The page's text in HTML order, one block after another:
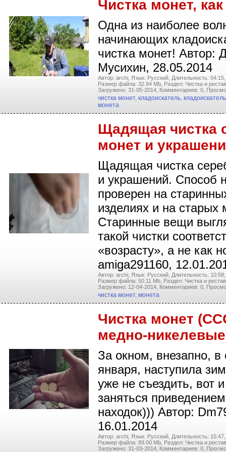
Чистка монет,
Одна из наиболее
начинающих
чистка монет! Автор:
Мусихин, 28.05.2014
Автор: archi, Язык: Русский, Длительность: 04:15,
Размер файла: 32.94 Mb, Раздел: Чистка и
Загружено: 31-05-2014, Комментариев: 0,
чистка монет, кладоискатель,
монета
Щадящая чистка
монет и
Щадящая чистка
и украшений. Способ
проверен на
изделиях и на старых
Старинные вещи
такой чистки
«возрасту», а не как
amiga291160,
Автор: archi, Язык: Русский, Длительность: 10:58,
Размер файла: 50.11 Mb, Раздел: Чистка и
Загружено: 12-04-2014, Комментариев: 0,
чистка монет, монета
Чистка монет
медно-
За окном, внезапно, в
января, наступила
уже не съездить, вот
заняться
находок))) Автор:
16.01.2014
Автор: archi, Язык: Русский, Длительность: 15:47,
Размер файла: 89.00 Mb, Раздел: Чистка и
Загружено: 31-03-2014, Комментариев: 0,